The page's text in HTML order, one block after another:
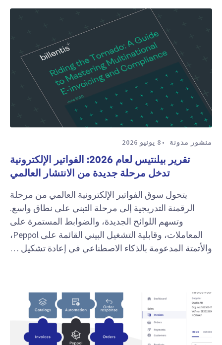
منشور مدونة 8 يونيو 2026
تقرير بيلنتيس لعام 2026: الفواتير الإلكترونية
تدخل مرحلة جديدة من الانتشار العالمي
يتحول سوق الفواتير الإلكترونية العالمي من مرحلة
الرقمنة التدريجية إلى مرحلة التبني على نطاق واسع.
وتسهم اللوائح الجديدة، والضوابط المستمرة على
المعاملات، وقابلية التشغيل البيني القائمة على Peppol،
والأتمتة المدعومة بالذكاء الاصطناعي في إعادة تشكيل …